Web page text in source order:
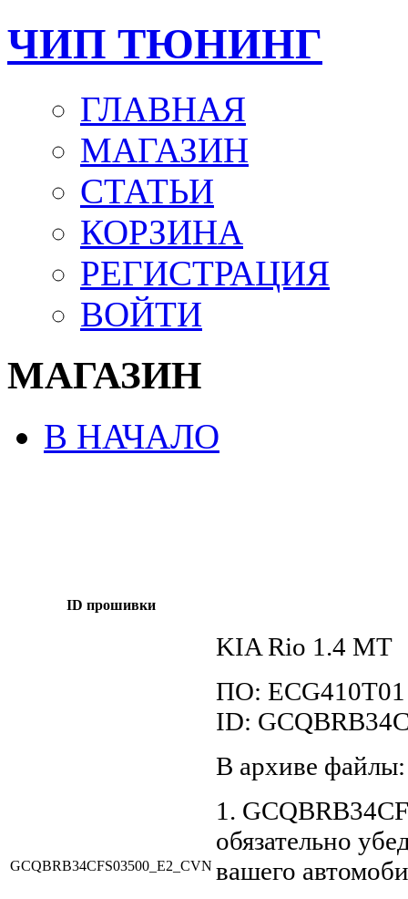
ЧИП ТЮНИНГ
ГЛАВНАЯ
МАГАЗИН
СТАТЬИ
КОРЗИНА
РЕГИСТРАЦИЯ
ВОЙТИ
МАГАЗИН
В НАЧАЛО
ID прошивки
GCQBRB34CFS03500_E2_CVN
KIA Rio 1.4 MT
ПО: ECG410T01
ID:
В архиве файлы:
1.
обязательно
вашего